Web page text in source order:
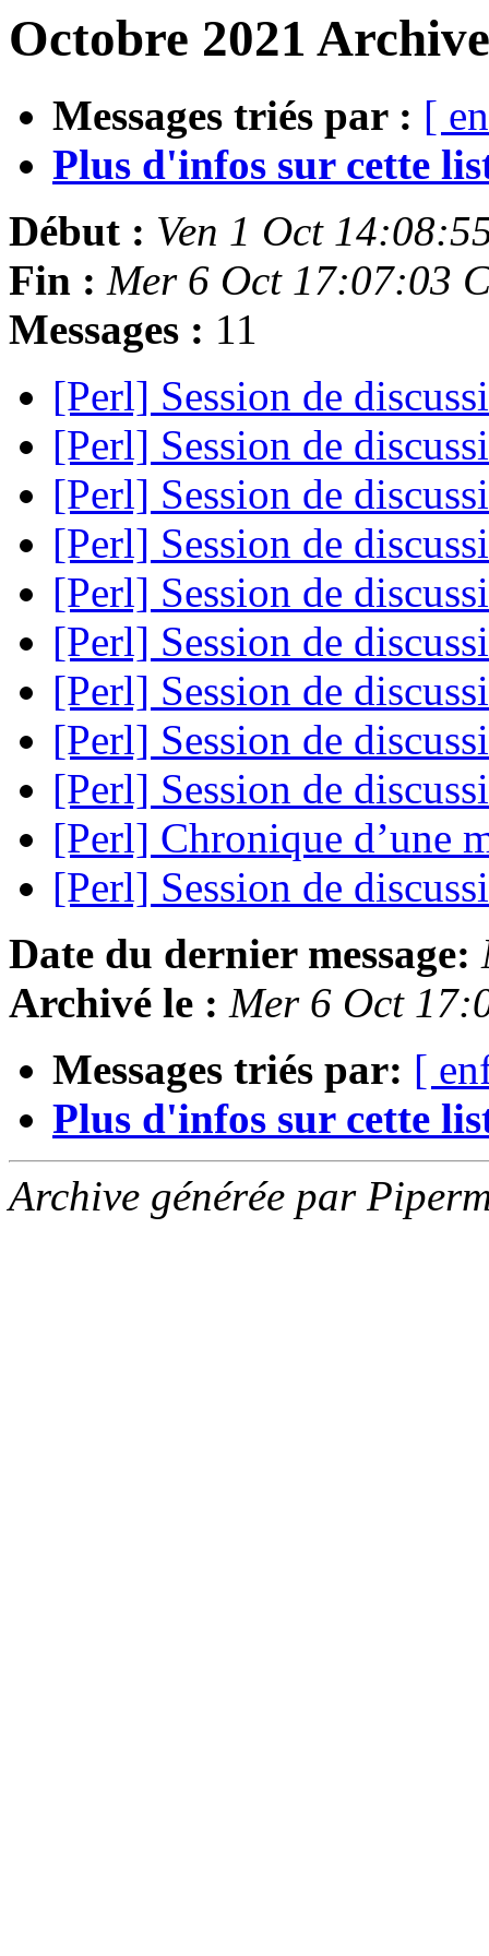
Octobre 2021
Messages triés par : [
Plus d'infos sur cette
Début : Ven 1 Oct
Fin : Mer 6 Oct 17:07:03
Messages : 11
[Perl] Session de
[Perl] Session de
[Perl] Session de
[Perl] Session de
[Perl] Session de
[Perl] Session de
[Perl] Session de
[Perl] Session de
[Perl] Session de
[Perl] Chronique d’une
[Perl] Session de
Date du dernier message:
Archivé le : Mer 6 Oct
Messages triés par: [
Plus d'infos sur cette
Archive générée par